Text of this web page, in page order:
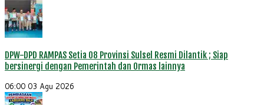
DPW-DPD RAMPAS Setia 08 Provinsi Sulsel Resmi Dilantik ; Siap
bersinergi dengan Pemerintah dan Ormas lainnya
06:00 03 Agu 2026